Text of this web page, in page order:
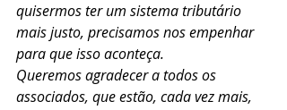
quisermos ter um sistema tributário
mais justo, precisamos nos empenhar
para que isso aconteça.
Queremos agradecer a todos os
associados, que estão, cada vez mais,